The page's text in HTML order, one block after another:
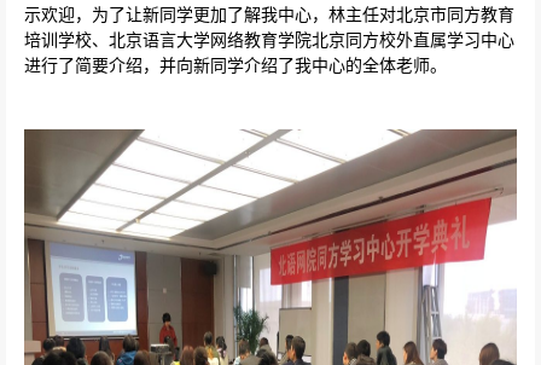
示欢迎，为了让新同学更加了解我中心，林主任对北京市同方教育
培训学校、北京语言大学网络教育学院北京同方校外直属学习中心
进行了简要介绍，并向新同学介绍了我中心的全体老师。